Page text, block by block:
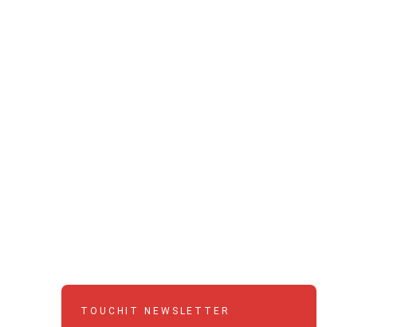
TOUCHIT NEWSLETTER